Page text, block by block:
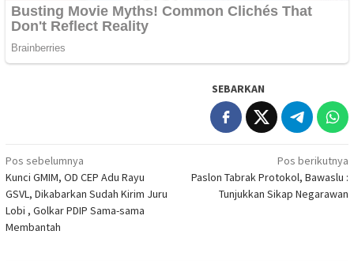
SEBARKAN
Navigasi
pos
Pos sebelumnya
Kunci GMIM, OD CEP Adu Rayu
GSVL, Dikabarkan Sudah Kirim Juru
Lobi , Golkar PDIP Sama-sama
Membantah
Pos berikutnya
Paslon Tabrak Protokol, Bawaslu :
Tunjukkan Sikap Negarawan